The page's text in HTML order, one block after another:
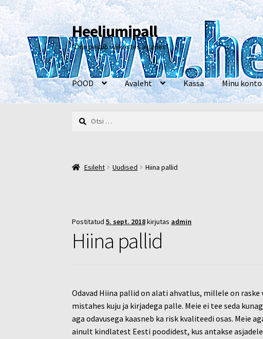
Liigu
navigeerimisele
Liigu
sisu
juurde
Heeliumipall
"Õnn peitub väikestes asjades"
POOD Avaleht Kassa Minu konto
EsilehtKassa
Otsi:
Esileht Uudised Hiina pallid
Postitatud5. sept. 2018kirjutas admin
Hiina pallid
Odavad Hiina pallid on alati ahvatlus, millele on
mistahes kuju ja kirjadega palle. Meie ei tee seda
aga odavusega kaasneb ka risk kvaliteedi osas. Meie
ainult kindlatest Eesti poodidest, kus antakse